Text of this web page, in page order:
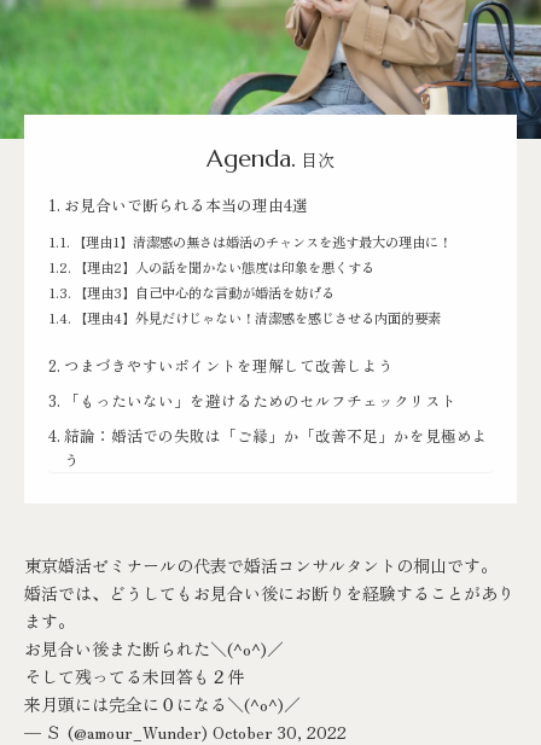
Agenda. 目次
お見合いで断られる本当の理由4選
【理由1】清潔感の無さは婚活のチャンスを逃す最大の理由に！
【理由2】人の話を聞かない態度は印象を悪くする
【理由3】自己中心的な言動が婚活を妨げる
【理由4】外見だけじゃない！清潔感を感じさせる内面的要素
つまづきやすいポイントを理解して改善しよう
「もったいない」を避けるためのセルフチェックリスト
結論：婚活での失敗は「ご縁」か「改善不足」かを見極めよ
う
東京婚活ゼミナールの代表で婚活コンサルタントの桐山です。
婚活では、どうしてもお見合い後にお断りを経験することがあり
ます。
お見合い後また断られた＼(^o^)／
そして残ってる未回答も２件
来月頭には完全に０になる＼(^o^)／
— Ｓ (@amour_Wunder) October 30, 2022